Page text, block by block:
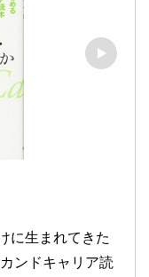
に生まれてきた
ンドキャリア読